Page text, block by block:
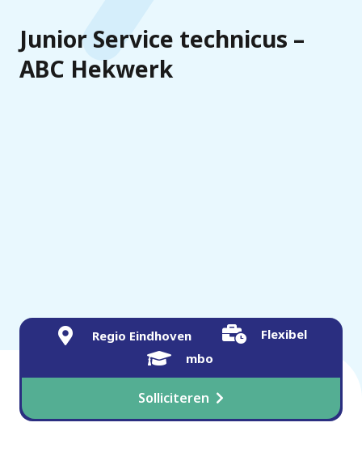
Junior Service technicus –
ABC Hekwerk
Regio Eindhoven
Flexibel
mbo
Solliciteren